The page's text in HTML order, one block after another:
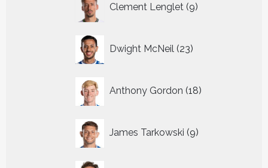
Clement Lenglet 9
producten
Dwight McNeil 23
producten
Anthony Gordon 18
producten
James Tarkowski 9
producten